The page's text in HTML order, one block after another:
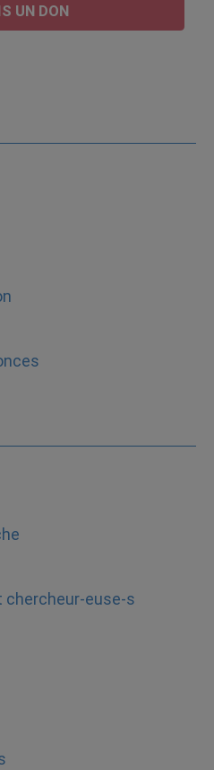
UN DON
chercheur-euse-s